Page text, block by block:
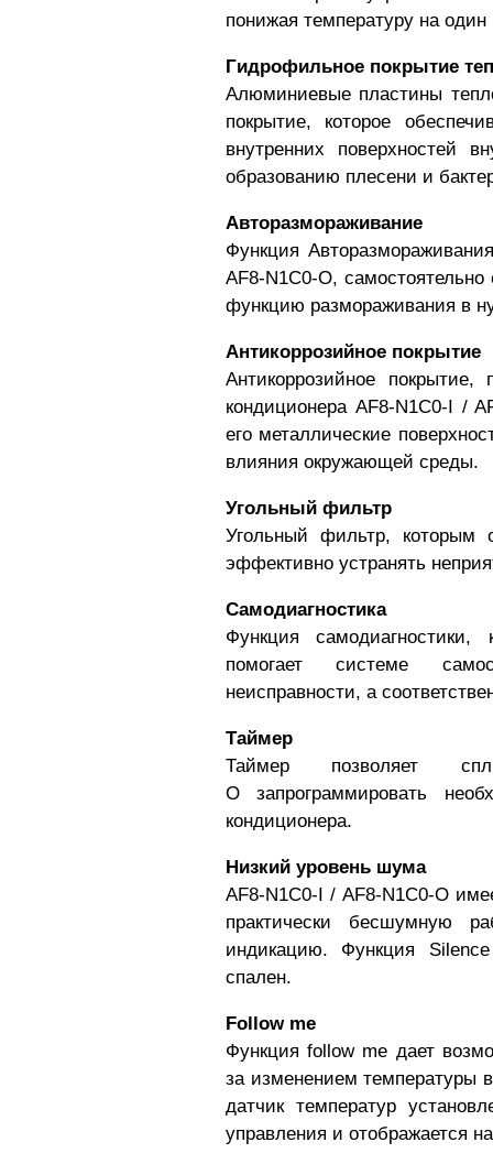
понижая температуру на
Гидрофильное покрытие
Алюминиевые пластины
покрытие, которое
внутренних поверхностей
образованию плесени и
Авторазмораживание
Функция
AF8-N1C0-O,
функцию размораживания в
Антикоррозийное покрытие
Антикоррозийное покрытие,
кондиционера AF8-N1C0-I /
его металлические
влияния окружающей среды.
Угольный фильтр
Угольный фильтр, которым
эффективно устранять
Самодиагностика
Функция
помогает системе
неисправности, а
Таймер
Таймер позволяет
O запрограммировать
кондиционера.
Низкий уровень шума
AF8-N1C0-I / AF8-N1C0-O
практически бесшумную
индикацию. Функция
спален.
Follow me
Функция follow me дает
за изменением температуры
датчик температур
управления и отображается